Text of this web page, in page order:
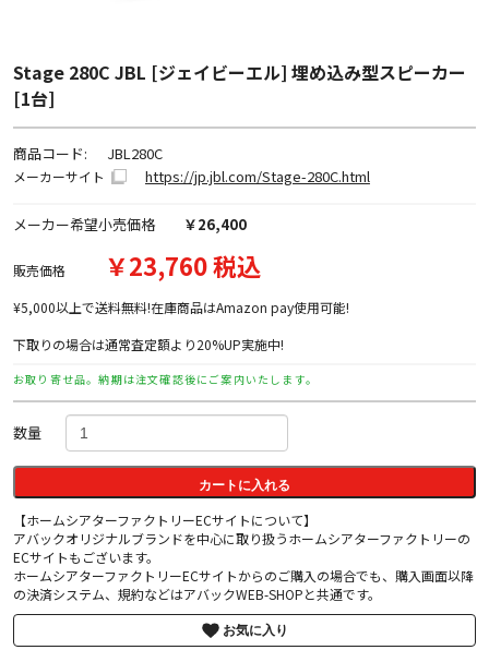
Stage 280C JBL [ジェイビーエル] 埋め込み型スピーカー
[1台]
商品コード: JBL280C
メーカーサイト https://jp.jbl.com/Stage-280C.html
メーカー希望小売価格 ￥26,400
販売価格 ￥23,760 税込
¥5,000以上で送料無料!在庫商品はAmazon pay使用可能!
下取りの場合は通常査定額より20%UP実施中!
お取り寄せ品。納期は注文確認後にご案内いたします。
数量
カートに入れる
【ホームシアターファクトリーECサイトについて】
アバックオリジナルブランドを中心に取り扱うホームシアターファクトリーの
ECサイトもございます。
ホームシアターファクトリーECサイトからのご購入の場合でも、購入画面以降
の決済システム、規約などはアバックWEB-SHOPと共通です。
お気に入り